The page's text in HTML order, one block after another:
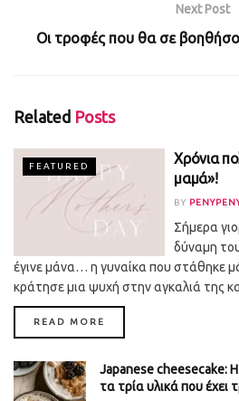
Next Post
Οι τροφές που θα σε
Related Posts
FEATURED
Χρόνια
μαμά»!
BY
Σήμερα
δύναμη
έγινε μάνα… η γυναίκα που στάθηκε
κράτησε μια ψυχή στην αγκαλιά της
READ MORE
Japanese cheesecake:
τα τρία υλικά που έχει